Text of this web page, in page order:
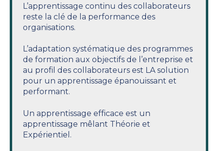
L’apprentissage continu des collaborateurs
reste la clé de la performance des
organisations.
L’adaptation systématique des programmes
de formation aux objectifs de l’entreprise et
au profil des collaborateurs est LA solution
pour un apprentissage épanouissant et
performant.
Un apprentissage efficace est un
apprentissage mêlant Théorie et
Expérientiel.